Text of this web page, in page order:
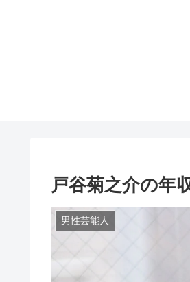
戸谷菊之介の年
男性芸能人